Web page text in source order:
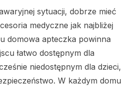
sytuacji, dobrze mieć
medyczne jak najbliżej
domowa apteczka powinna
łatwo dostępnym dla
niedostępnym dla dzieci,
W każdym domu